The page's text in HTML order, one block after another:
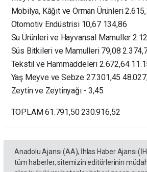
Mobilya, Kâğıt ve Orman Ürünleri
Otomotiv Endüstrisi 10,67 134,86
Su Ürünleri ve Hayvansal Mamuller
Süs Bitkileri ve Mamulleri 79,08
Tekstil ve Hammaddeleri 2.672,64
Yaş Meyve ve Sebze 27.301,45
Zeytin ve Zeytinyağı - 3,45
TOPLAM 61.791,50 230.916,52
Anadolu Ajansı (AA), İhlas Haber Ajansı
tüm haberler, sitemizin editörlerinin